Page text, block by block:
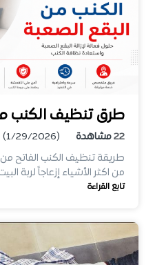
طرق تنظيف الكنب
22مشاهدة
(1/29/2026)
طريقة تنظيف الكنب الفاتح من
من اكثر الأشياء إزعاجاً لربة
تابع القراءة